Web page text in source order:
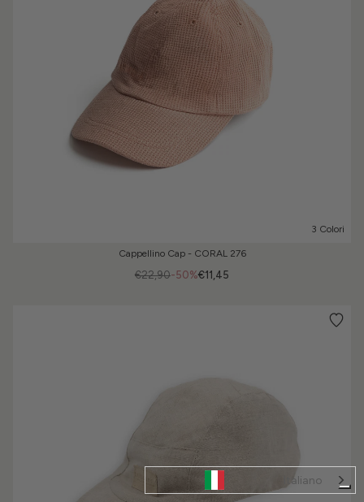
3 Colori
Cappellino Cap - CORAL 276
-50%
€22,90 €11,45
Italiano